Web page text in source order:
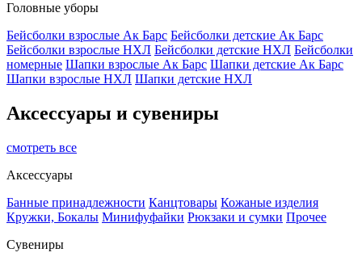
Головные уборы
Бейсболки взрослые Ак Барс Бейсболки детские Ак Барс
Бейсболки взрослые НХЛ Бейсболки детские НХЛ Бейсболки
номерные Шапки взрослые Ак Барс Шапки детские Ак Барс
Шапки взрослые НХЛ Шапки детские НХЛ
Аксессуары и сувениры
смотреть все
Аксессуары
Банные принадлежности Канцтовары Кожаные изделия
Кружки, Бокалы Минифуфайки Рюкзаки и сумки Прочее
Сувениры